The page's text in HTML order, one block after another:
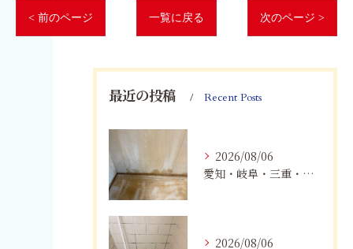
< 前のページ 一覧に戻る 次のページ >
最近の投稿 Recent Posts
2026/08/06
愛知・岐阜・三重・静岡の公営住宅で発生するカビ対策｜原因・健康被害・効果的な予防方法を徹底解説
2026/08/06